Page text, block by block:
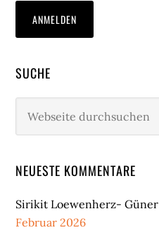
SUCHE
durchsuchen
NEUESTE KOMMENTARE
Sirikit Loewenherz- Güner
Februar 2026